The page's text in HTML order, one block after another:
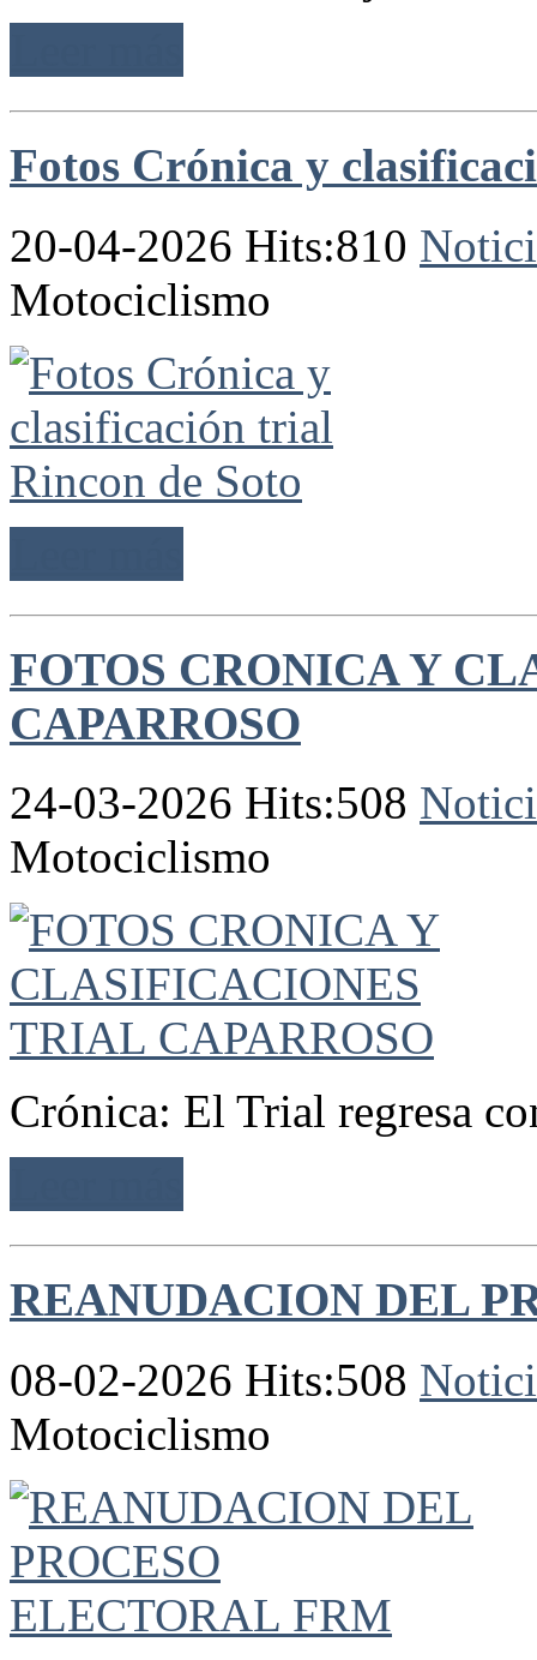
Fotos Crónica y
20-04-2026 Hits:810
Motociclismo
FOTOS CRONICA Y
CAPARROSO
24-03-2026 Hits:508
Motociclismo
Crónica: El Trial regresa
REANUDACION DEL
08-02-2026 Hits:508
Motociclismo